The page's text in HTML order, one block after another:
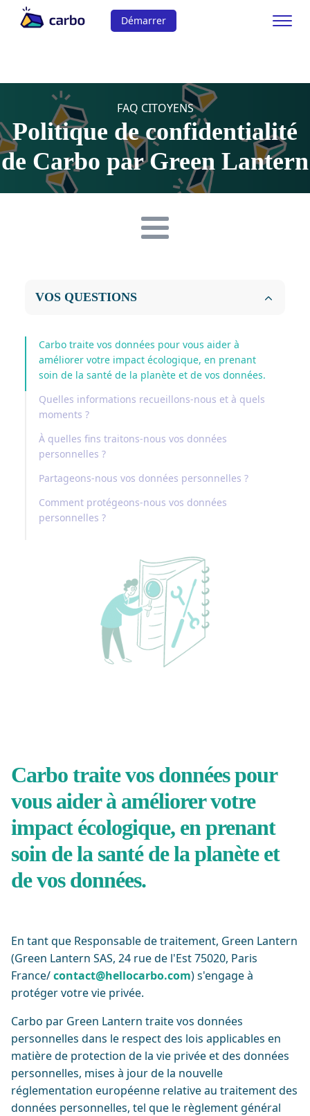
Démarrer
FAQ CITOYENS
Politique de confidentialité
de Carbo par Green Lantern
VOS QUESTIONS
Carbo traite vos données pour vous aider à
améliorer votre impact écologique, en prenant
soin de la santé de la planète et de vos données.
Quelles informations recueillons-nous et à quels
moments ?
À quelles fins traitons-nous vos données
personnelles ?
Partageons-nous vos données personnelles ?
Comment protégeons-nous vos données
personnelles ?
Carbo traite vos données pour
vous aider à améliorer votre
impact écologique, en prenant
soin de la santé de la planète et
de vos données.
En tant que Responsable de traitement, Green Lantern
(Green Lantern SAS, 24 rue de l'Est 75020, Paris
France/contact@hellocarbo.com) s'engage à
protéger votre vie privée.
Carbo par Green Lantern traite vos données
personnelles dans le respect des lois applicables en
matière de protection de la vie privée et des données
personnelles, mises à jour de la nouvelle
réglementation européenne relative au traitement des
données personnelles, tel que le règlement général